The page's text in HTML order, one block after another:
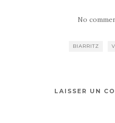
No
BIARRITZ
LAISSER UN